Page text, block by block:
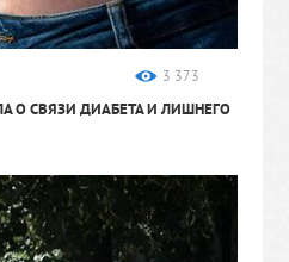
3 373
О СВЯЗИ ДИАБЕТА И ЛИШНЕГО